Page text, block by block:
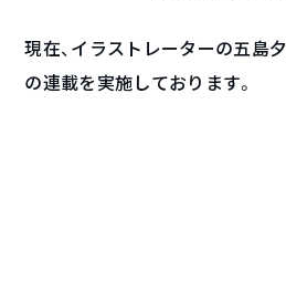
現在、イラストレーターの五島
の連載を実施しております。